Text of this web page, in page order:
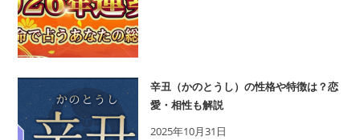
辛丑（かのとうし）の性格や特徴は？恋
愛・相性も解説
2025年10月31日